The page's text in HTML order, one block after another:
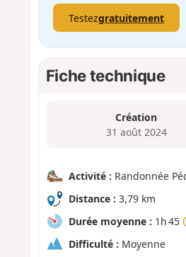
Testezgratuitement
Fiche technique
Création
31 août 2024
Activité : Randonnée
Distance : 3,79 km
Durée moyenne : 1h 45
Difficulté : Moyenne